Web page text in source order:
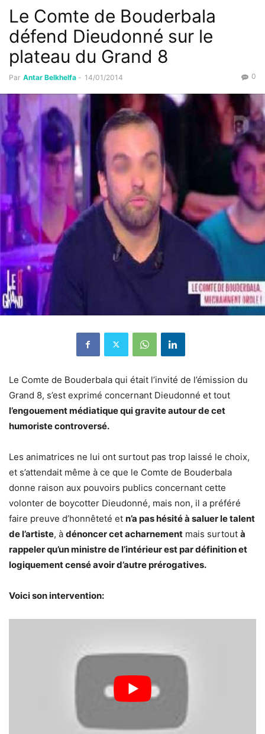
Le Comte de Bouderbala
défend Dieudonné sur le
plateau du Grand 8
Par Antar Belkhelfa - 14/01/2014 0
Le Comte de Bouderbala qui était l’invité de l’émission du
Grand 8, s’est exprimé concernant Dieudonné et tout
l’engouement médiatique qui gravite autour de cet
humoriste controversé.
Les animatrices ne lui ont surtout pas trop laissé le choix,
et s’attendait même à ce que le Comte de Bouderbala
donne raison aux pouvoirs publics concernant cette
volonter de boycotter Dieudonné, mais non, il a préféré
faire preuve d’honnêteté et n’a pas hésité à saluer le talent
de l’artiste, à dénoncer cet acharnement mais surtout à
rappeler qu’un ministre de l’intérieur est par définition et
logiquement censé avoir d’autre prérogatives.
Voici son intervention: